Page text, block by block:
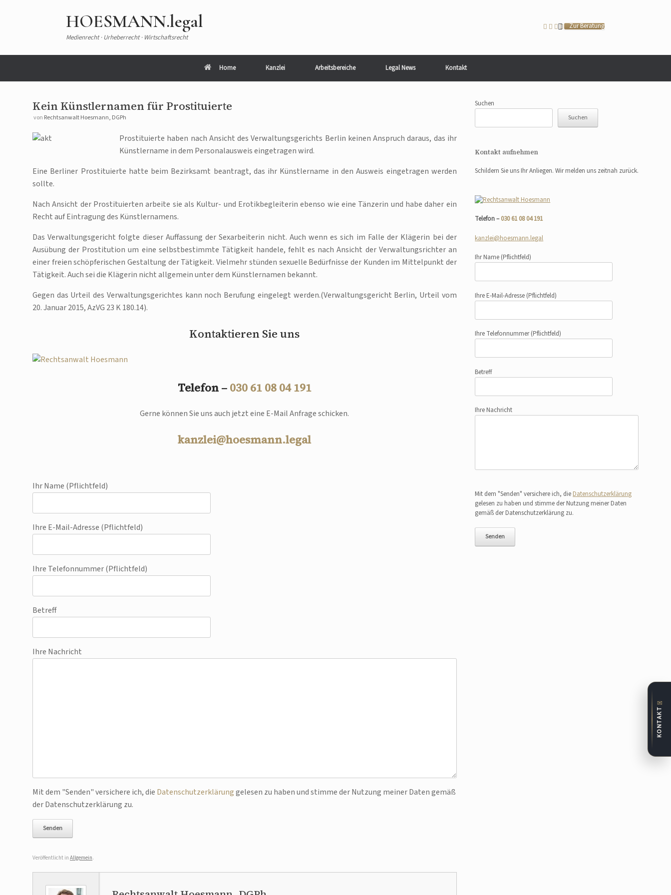
HOESMANN.legal
Medienrecht · Urheberrecht · Wirtschaftsrecht
Zur Beratung
Home Kanzlei Arbeitsbereiche Legal News Kontakt
Kein Künstlernamen für Prostituierte
von Rechtsanwalt Hoesmann, DGPh
Prostituierte haben nach Ansicht des Verwaltungsgerichts Berlin keinen Anspruch daraus, das ihr
Künstlername in dem Personalausweis eingetragen wird.
Eine Berliner Prostituierte hatte beim Bezirksamt beantragt, das ihr Künstlername in den Ausweis eingetragen werden
sollte.
Nach Ansicht der Prostituierten arbeite sie als Kultur- und Erotikbegleiterin ebenso wie eine Tänzerin und habe daher ein
Recht auf Eintragung des Künstlernamens.
Das Verwaltungsgericht folgte dieser Auffassung der Sexarbeiterin nicht. Auch wenn es sich im Falle der Klägerin bei der
Ausübung der Prostitution um eine selbstbestimmte Tätigkeit handele, fehlt es nach Ansicht der Verwaltungsrichter an
einer freien schöpferischen Gestaltung der Tätigkeit. Vielmehr stünden sexuelle Bedürfnisse der Kunden im Mittelpunkt der
Tätigkeit. Auch sei die Klägerin nicht allgemein unter dem Künstlernamen bekannt.
Gegen das Urteil des Verwaltungsgerichtes kann noch Berufung eingelegt werden.(Verwaltungsgericht Berlin, Urteil vom
20. Januar 2015, AzVG 23 K 180.14).
Kontaktieren Sie uns
Telefon – 030 61 08 04 191
Gerne können Sie uns auch jetzt eine E-Mail Anfrage schicken.
kanzlei@hoesmann.legal
Ihr Name (Pflichtfeld)
Ihre E-Mail-Adresse (Pflichtfeld)
Ihre Telefonnummer (Pflichtfeld)
Betreff
Ihre Nachricht
Bitte lasse dieses Feld leer.
Mit dem "Senden" versichere ich, die Datenschutzerklärunggelesen zu haben und stimme der Nutzung meiner Daten gemäß
der Datenschutzerklärung zu.
Veröffentlicht in Allgemein.
Suchen
Suchen
Kontakt aufnehmen
Schildern Sie uns Ihr Anliegen. Wir melden uns zeitnah zurück.
Telefon –030 61 08 04 191
kanzlei@hoesmann.legal
Ihr Name (Pflichtfeld)
Ihre E-Mail-Adresse (Pflichtfeld)
Ihre Telefonnummer(Pflichtfeld)
Betreff
Ihre Nachricht
Mit dem "Senden" versichere ich, die Datenschutzerklärung
gelesen zu haben und stimme der Nutzung meiner Daten
gemäß der Datenschutzerklärung zu.
✉
KONTAKT